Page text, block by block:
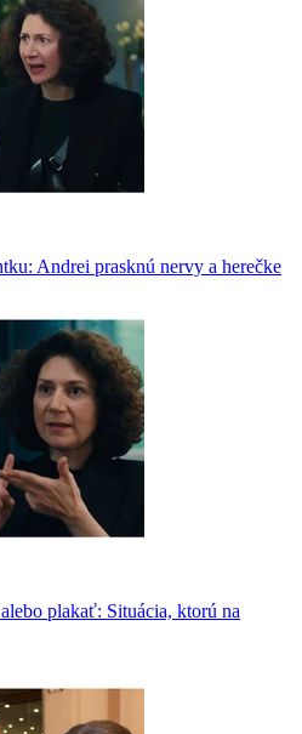
Andrei prasknú nervy a herečke
plakať: Situácia, ktorú na